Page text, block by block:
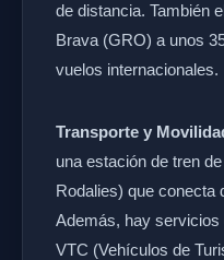
de distancia. También
Brava (GRO) a unos
vuelos internacionales.
Transporte y
una estación de tren
Rodalies) que conecta
Además, hay servicios
VTC (Vehículos de